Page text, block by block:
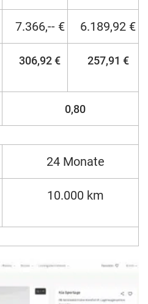
7.366,-- € 6.189,92 €
306,92 € 257,91 €
0,80
24 Monate
10.000 km